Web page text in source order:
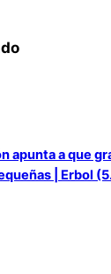
apunta a que
| Erbol